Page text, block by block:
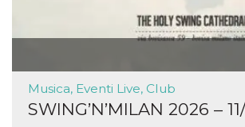
Musica, Eventi Live, Club
SWING’N’MILAN 2026 –